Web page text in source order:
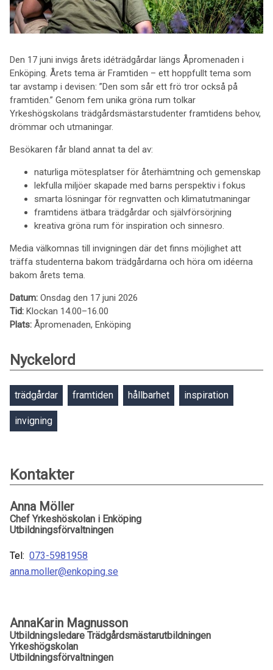
Den 17 juni invigs årets idéträdgårdar längs Åpromenaden i
Enköping. Årets tema är Framtiden – ett hoppfullt tema som
tar avstamp i devisen: ”Den som sår ett frö tror också på
framtiden.” Genom fem unika gröna rum tolkar
Yrkeshögskolans trädgårdsmästarstudenter framtidens behov,
drömmar och utmaningar.
Besökaren får bland annat ta del av:
naturliga mötesplatser för återhämtning och gemenskap
lekfulla miljöer skapade med barns perspektiv i fokus
smarta lösningar för regnvatten och klimatutmaningar
framtidens ätbara trädgårdar och självförsörjning
kreativa gröna rum för inspiration och sinnesro.
Media välkomnas till invigningen där det finns möjlighet att
träffa studenterna bakom trädgårdarna och höra om idéerna
bakom årets tema.
Datum: Onsdag den 17 juni 2026
Tid: Klockan 14.00–16.00
Plats: Åpromenaden, Enköping
Nyckelord
trädgårdar framtiden hållbarhet inspiration
invigning
Kontakter
Anna Möller
Chef Yrkeshöskolan i Enköping
Utbildningsförvaltningen
Tel: 073-5981958
anna.moller@enkoping.se
AnnaKarin Magnusson
Utbildningsledare Trädgårdsmästarutbildningen
Yrkeshögskolan
Utbildningsförvaltningen